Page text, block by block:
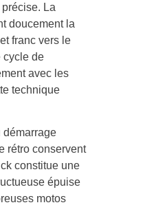
La
doucement la
franc vers le
cycle de
avec les
technique
démarrage
rétro conservent
constitue une
épuise
motos